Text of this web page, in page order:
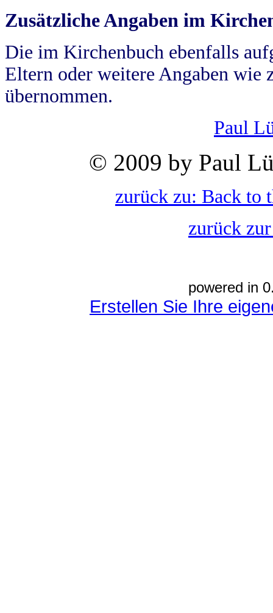
Zusätzliche Angaben im
Die im Kirchenbuch ebenfalls
Eltern oder weitere Angaben wie
übernommen.
Paul
© 2009 by Paul
zurück zu: Back to
zurück
powered in
Erstellen Sie Ihre